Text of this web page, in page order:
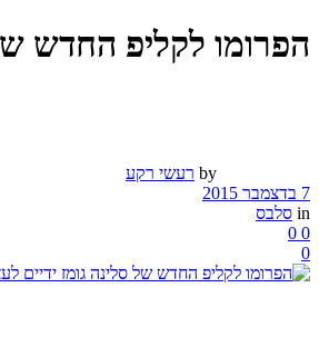
הפרומו לקליפ החדש
by רעשי רקע
7 בדצמבר 2015
in סלבס
0
0
0